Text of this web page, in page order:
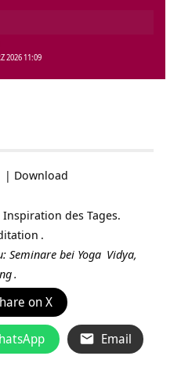
2026 11:09
| Download
Inspiration des Tages.
.
Seminare bei Yoga Vidya,
.
on X
Email